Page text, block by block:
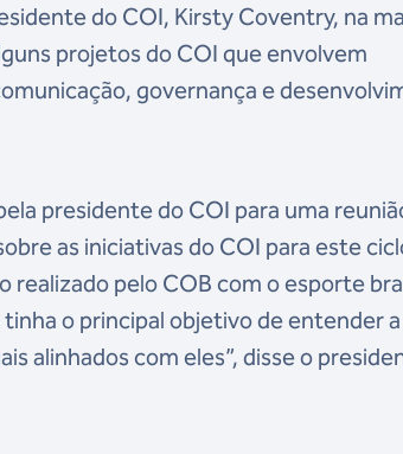
do COI, Kirsty Coventry, na
projetos do COI que envolvem
governança e
presidente do COI para uma
as iniciativas do COI para este
pelo COB com o esporte
o principal objetivo de entender
alinhados com eles”, disse o